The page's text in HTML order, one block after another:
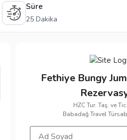
Süre
25 Dakika
Fethiye Bungy
HZC Tur. Taş. ve
Babadağ Travel